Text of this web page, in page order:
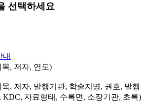
선택하세요
내
, 저자, 연도)
, 저자, 발행기관, 학술지명, 권호, 발행
KDC, 자료형태, 수록면, 소장기관, 초록)